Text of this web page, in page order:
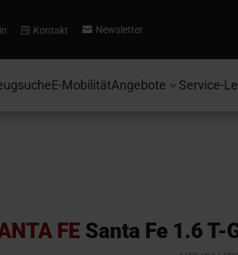
 Kontakt  Newsletter
E-MobilitätAngebote 3 Service-
FE Santa Fe 1.6